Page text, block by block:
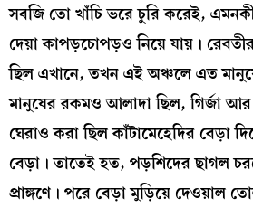
সবজি তো খাঁচি ভরে চুরি করেই,
দেয়া কাপড়চোপড়ও নিয়ে যায়।
ছিল এখানে, তখন এই অঞ্চলে এত
মানুষের রকমও আলাদা ছিল, গির্জা আর
ঘেরাও করা ছিল কাঁটামেহেদির বেড়া
বেড়া। তাতেই হত, পড়শিদের ছাগল
প্রাঙ্গণে। পরে বেড়া মুড়িয়ে দেওয়াল